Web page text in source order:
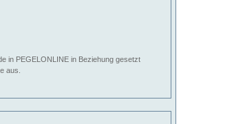
in PEGELONLINE in Beziehung gesetzt
aus.